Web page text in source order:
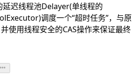
迟线程池Delayer(单线程的
调度一个“超时任务”，与原
使用线程安全的CAS操作来保证最终